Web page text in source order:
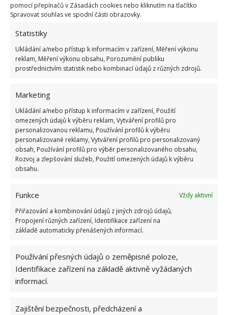
pomocí přepínačů v Zásadách cookies nebo kliknutím na tlačítko
Spravovat souhlas ve spodní části obrazovky.
Statistiky
Ukládání a/nebo přístup k informacím v zařízení, Měření výkonu
reklam, Měření výkonu obsahu, Porozumění publiku
prostřednictvím statistik nebo kombinací údajů z různých zdrojů.
Marketing
Ukládání a/nebo přístup k informacím v zařízení, Použití
omezených údajů k výběru reklam, Vytváření profilů pro
personalizovanou reklamu, Používání profilů k výběru
personalizované reklamy, Vytváření profilů pro personalizovaný
obsah, Používání profilů pro výběr personalizovaného obsahu,
Rozvoj a zlepšování služeb, Použití omezených údajů k výběru
obsahu.
Funkce
Vždy aktivní
Přiřazování a kombinování údajů z jiných zdrojů údajů,
Propojení různých zařízení, Identifikace zařízení na
základě automaticky přenášených informací.
Používání přesných údajů o zeměpisné poloze,
Identifikace zařízení na základě aktivně vyžádaných
informací.
Zajištění bezpečnosti, předcházení a
plevelných rostlin.Zvlášť v období sucha potřebují
rostliny dostatek vody, aby neuschly. Ideálně je
zalévejte vždy ráno, aby je sluneční paprsky
nespálily. Zalévání rostlin večer přitahuje slimáky a
další škůdce.